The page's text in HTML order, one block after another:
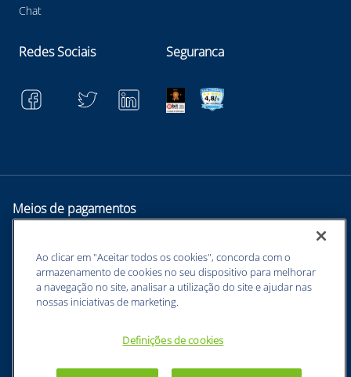
Chat
Redes Sociais Seguranca
Meios de pagamentos
BUNZL EQUIPAMENTOS PARA PROTEÇÃO INDIVIDUAL. - CNPJ:
Ao clicar em "Aceitar todos os cookies", concorda com o
armazenamento de cookies no seu dispositivo para melhorar
a navegação no site, analisar a utilização do site e ajudar nas
nossas iniciativas de marketing.
Definições de cookies